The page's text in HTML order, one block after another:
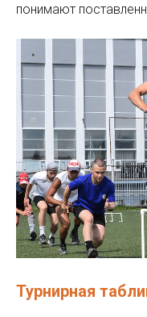
понимают
Турнирная